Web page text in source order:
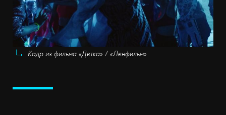
Кадр из фильма «Детка» / «Ленфильм»